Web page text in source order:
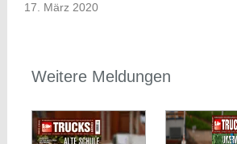
17. März 2020
Weitere Meldungen